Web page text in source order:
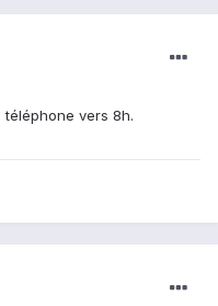
vers 8h.